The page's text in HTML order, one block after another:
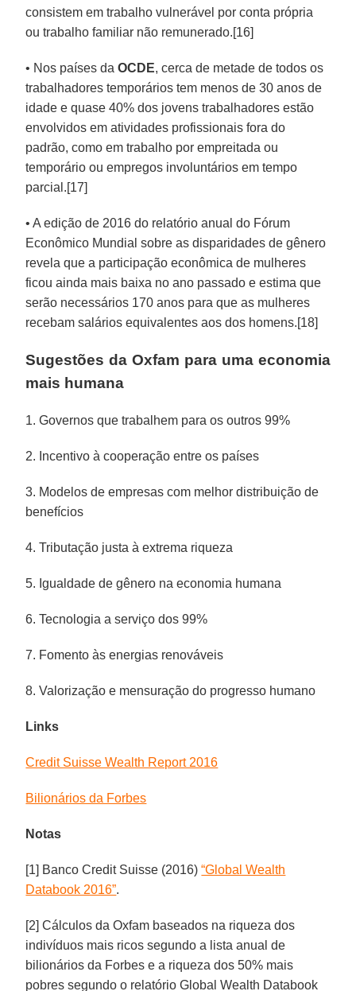
consistem em trabalho vulnerável por conta própria
ou trabalho familiar não remunerado.[16]
• Nos países daOCDE, cerca de metade de todos os
trabalhadores temporários tem menos de 30 anos de
idade e quase 40% dos jovens trabalhadores estão
envolvidos em atividades profissionais fora do
padrão, como em trabalho por empreitada ou
temporário ou empregos involuntários em tempo
parcial.[17]
• A edição de 2016 do relatório anual do Fórum
Econômico Mundial sobre as disparidades de gênero
revela que a participação econômica de mulheres
ficou ainda mais baixa no ano passado e estima que
serão necessários 170 anos para que as mulheres
recebam salários equivalentes aos dos homens.[18]
Sugestões da Oxfam para uma economia
mais humana
1. Governos que trabalhem para os outros 99%
2. Incentivo à cooperação entre os países
3. Modelos de empresas com melhor distribuição de
benefícios
4. Tributação justa à extrema riqueza
5. Igualdade de gênero na economia humana
6. Tecnologia a serviço dos 99%
7. Fomento às energias renováveis
8. Valorização e mensuração do progresso humano
Links
Credit Suisse Wealth Report 2016
Bilionários da Forbes
Notas
[1] Banco Credit Suisse (2016)“Global Wealth
Databook 2016”.
[2] Cálculos da Oxfam baseados na riqueza dos
indivíduos mais ricos segundo a lista anual de
bilionários da Forbes e a riqueza dos 50% mais
pobres segundo o relatório Global Wealth Databook